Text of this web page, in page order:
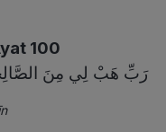
100
رَبِّ هَبْ لِي مِنَ